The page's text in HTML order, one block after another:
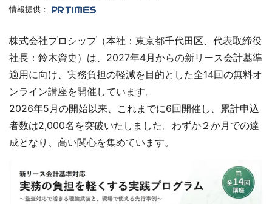
情報提供：
株式会社プロシップ（本社：東京都千代田区、代表取締役
社長：鈴木資史）は、2027年4月からの新リース会計基準
適用に向け、実務負担の軽減を目的とした全14回の無料オ
ンライン講座を開催しています。
2026年5月の開始以来、これまでに6回開催し、累計申込
者数は2,000名を突破いたしました。わずか２か月での達
成となり、高い関心を集めています。